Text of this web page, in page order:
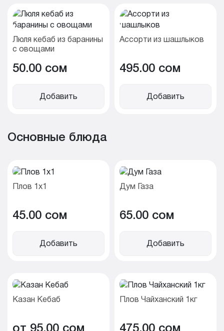
Люля кебаб из баранины
с овощами
50.00 cом
Добавить
Ассорти из шашлыков
495.00 cом
Добавить
Основные блюда
Плов 1х1
45.00 cом
Добавить
Дум Газа
65.00 cом
Добавить
Казан Кебаб
от 95.00 cом
Плов Чайханский 1кг
475.00 cом